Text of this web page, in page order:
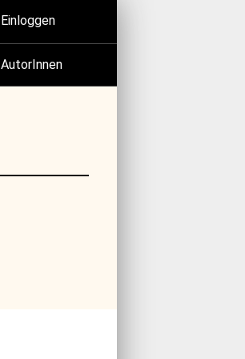
Einloggen
AutorInnen